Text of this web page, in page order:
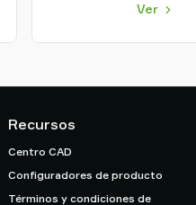
Ver
Recursos
Centro CAD
Configuradores de producto
Términos y condiciones de